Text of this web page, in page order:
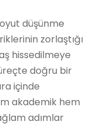
düşünme
zorlaştığı
hissedilmeye
doğru bir
içinde
akademik hem
adımlar